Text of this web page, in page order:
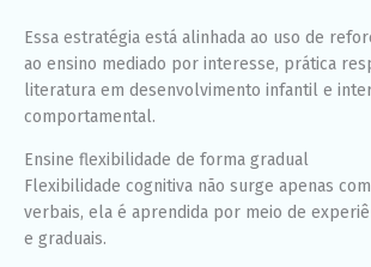
Essa estratégia está alinhada ao uso de
ao ensino mediado por interesse, prática
literatura em desenvolvimento infantil e
comportamental.
Ensine flexibilidade de forma gradual
Flexibilidade cognitiva não surge apenas
verbais, ela é aprendida por meio de
e graduais.